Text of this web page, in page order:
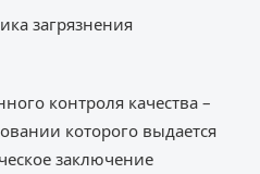
загрязнения
контроля качества –
которого выдается
заключение